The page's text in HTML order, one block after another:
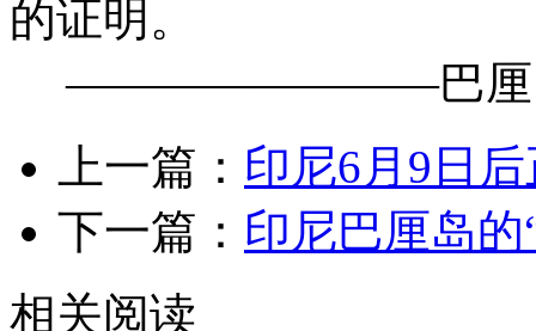
的证明。
————————巴厘岛
上一篇： 印尼6月9日
下一篇： 印尼巴厘岛
相关阅读